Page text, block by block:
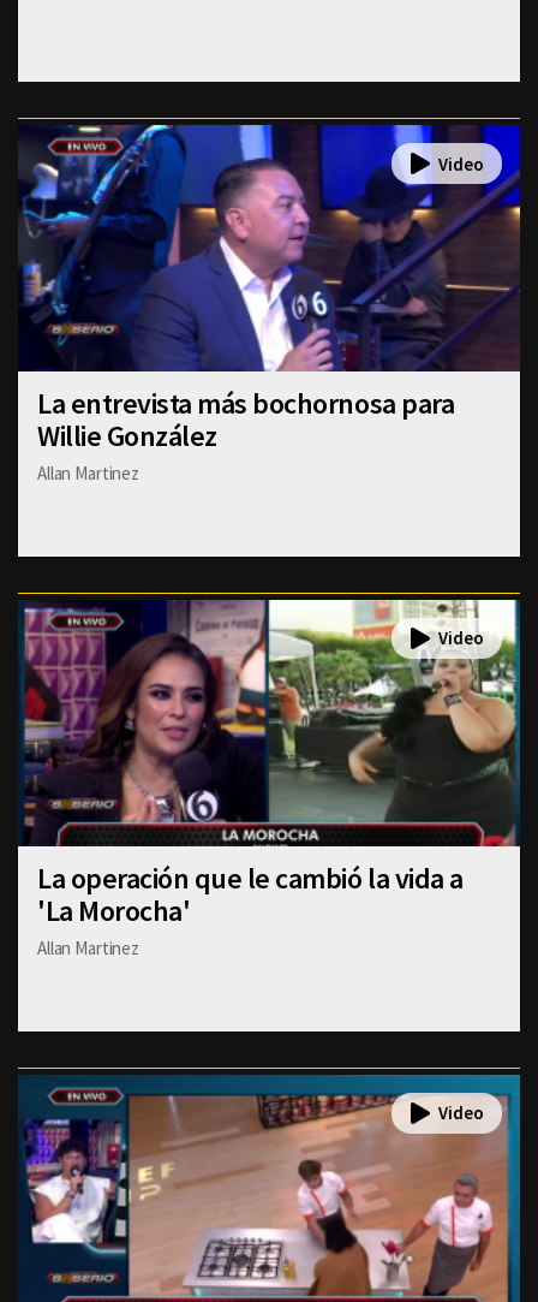
La entrevista más bochornosa para
Willie González
Allan Martinez
La operación que le cambió la vida a
'La Morocha'
Allan Martinez